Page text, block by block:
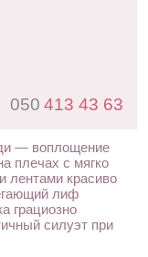
050 413 43 63
— воплощение
плечах с мягко
лентами красиво
лиф
грациозно
силуэт при